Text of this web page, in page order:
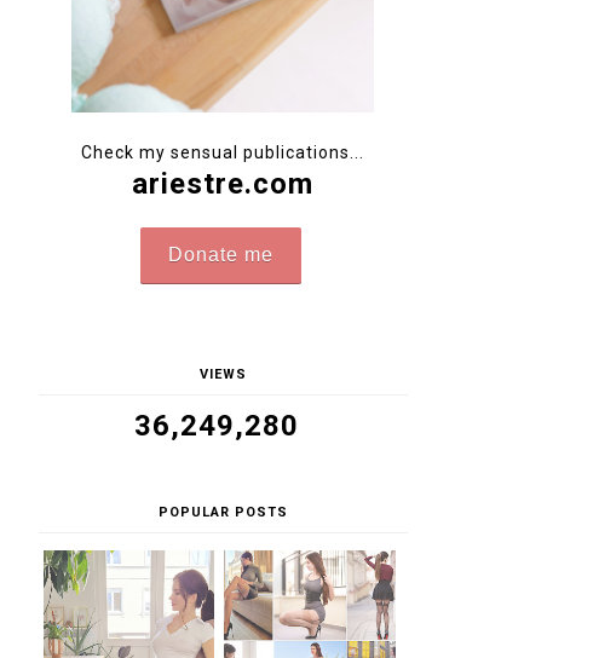
Check my sensual publications...
ariestre.com
Donate me
VIEWS
36,249,280
POPULAR POSTS